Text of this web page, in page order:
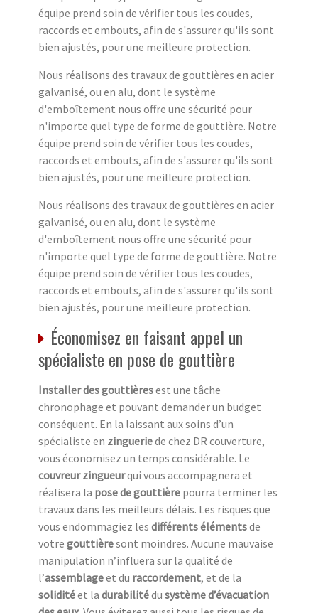
équipe prend soin de vérifier tous les coudes,
raccords et embouts, afin de s'assurer qu'ils sont
bien ajustés, pour une meilleure protection.
Nous réalisons des travaux de gouttières en acier
galvanisé, ou en alu, dont le système
d'emboîtement nous offre une sécurité pour
n'importe quel type de forme de gouttière. Notre
équipe prend soin de vérifier tous les coudes,
raccords et embouts, afin de s'assurer qu'ils sont
bien ajustés, pour une meilleure protection.
Nous réalisons des travaux de gouttières en acier
galvanisé, ou en alu, dont le système
d'emboîtement nous offre une sécurité pour
n'importe quel type de forme de gouttière. Notre
équipe prend soin de vérifier tous les coudes,
raccords et embouts, afin de s'assurer qu'ils sont
bien ajustés, pour une meilleure protection.
Économisez en faisant appel un
spécialiste en pose de gouttière
Installer des gouttièresest une tâche
chronophage et pouvant demander un budget
conséquent. En la laissant aux soins d’un
spécialiste en zingueriede chez DR couverture,
vous économisez un temps considérable. Le
couvreur zingueurqui vous accompagnera et
réalisera la pose de gouttière pourra terminer les
travaux dans les meilleurs délais. Les risques que
vous endommagiez les différents élémentsde
votre gouttièresont moindres. Aucune mauvaise
manipulation n’influera sur la qualité de
l’assemblageet du raccordement, et de la
soliditéet la durabilitédu système d’évacuation